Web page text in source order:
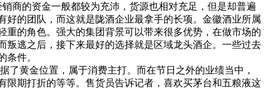
商的资金一般都较为充沛，货源也相对充足，但是却普遍
的团队，而这就是陇酒企业最拿手的长项。金徽酒业所属
的角色。强大的集团背景可以带来很多优势，在做市场的
逃之后，接下来最好的选择就是区域龙头酒企。一些过去
条件。
黄金位置，属于消费主打。而在节日之外的业绩当中，
限期打折的等等。售货员告诉记者，喜欢买茅台和五粮液这